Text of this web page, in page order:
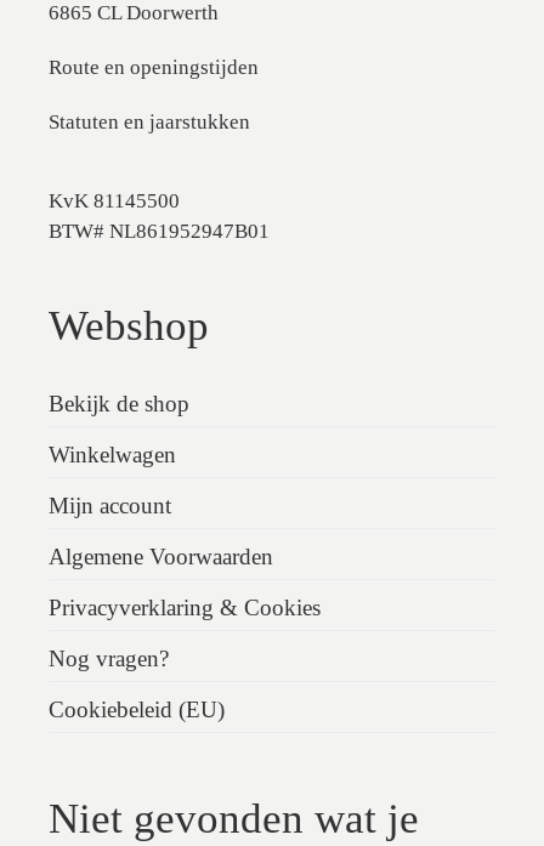
6865 CL Doorwerth
Route en openingstijden
Statuten en jaarstukken
KvK 81145500
BTW# NL861952947B01
Webshop
Bekijk de shop
Winkelwagen
Mijn account
Algemene Voorwaarden
Privacyverklaring & Cookies
Nog vragen?
Cookiebeleid (EU)
Niet gevonden wat je